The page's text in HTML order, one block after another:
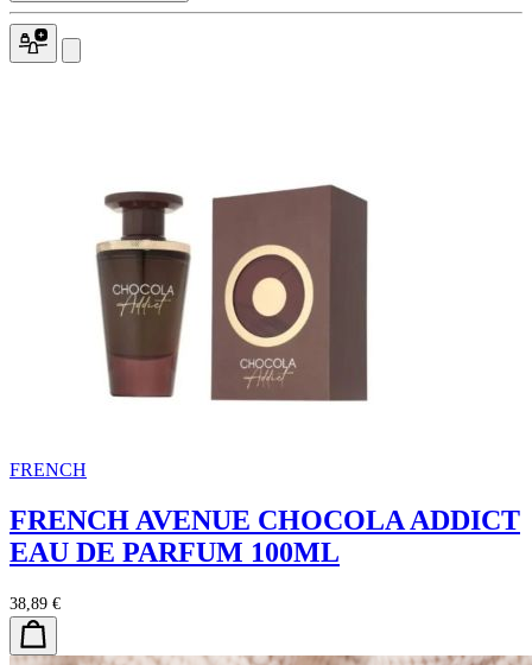
FRENCH
FRENCH AVENUE CHOCOLA ADDICT
EAU DE PARFUM 100ML
38,89 €